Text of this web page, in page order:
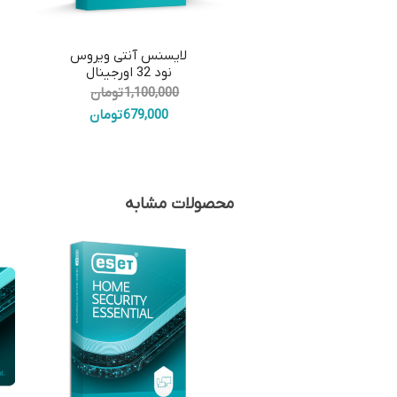
لایسنس آنتی ویروس
نود 32 اورجینال
1,100,000تومان
679,000تومان
محصولات مشابه